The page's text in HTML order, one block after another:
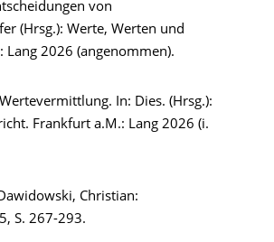
von
(Hrsg.): Werte, Werten und
2026 (angenommen).
In: Dies. (Hrsg.):
Frankfurt a.M.: Lang 2026 (i.
Christian:
S. 267-293.